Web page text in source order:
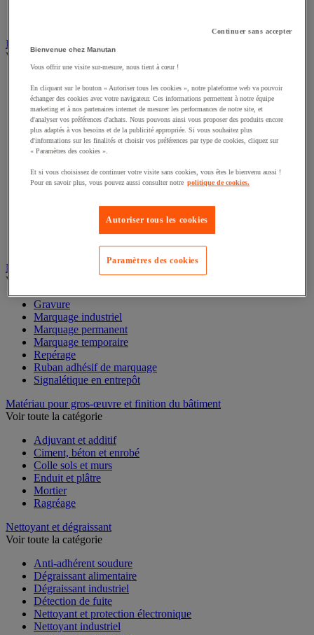
Instrument de mesure
Voir toute la catégorie
Compteur et compteur-métreur
Dynamomètre
Équipement optique
Instrument de mesure de laboratoire
Mesure de distance
Mesure de la vitesse
Mesure de l'environnement
Mesure d'électricité
Mesure et repère de chantier
Mesure topographique
Mesureur et détecteur d'épaisseur
Thermomètre et thermohygromètre
Marquage
Voir toute la catégorie
Gravure
Marquage industriel
Marquage permanent
Marquage temporaire
Repérage
Ruban adhésif de marquage
Signalétique en entrepôt
Matériau pour gros-œuvre et finition du bâtiment
Voir toute la catégorie
Adjuvant et additif
Ciment, béton et enrobé
Colle sols et murs
Enduit et plâtre
Mortier
Ragréage
Nettoyant et dégraissant
Voir toute la catégorie
Anti-adhérent soudure
Dégraissant alimentaire
Dégraissant industriel
Détection de fuite
Nettoyant et protection électronique
Nettoyant industriel
Continuer sans accepter
Bienvenue chez Manutan
Vous offrir une visite sur-mesure, nous tient à cœur !
En cliquant sur le bouton « Autoriser tous les cookies », notre plateforme web va pouvoir
échanger des cookies avec votre navigateur. Ces informations permettent à notre équipe
marketing et à nos partenaires internet de mesurer les performances de notre site, et
d'analyser vos préférences d'achats. Nous pouvons ainsi vous proposer des produits encore
plus adaptés à vos besoins et de la publicité appropriée. Si vous souhaitez plus
d'informations sur les finalités et choisir vos préférences par type de cookies, cliquez sur
« Paramètres des cookies ».
Et si vous choisissez de continuer votre visite sans cookies, vous êtes le bienvenu aussi !
Pour en savoir plus, vous pouvez aussi consulter notre politique de cookies.
Autoriser tous les cookies
Paramètres des cookies